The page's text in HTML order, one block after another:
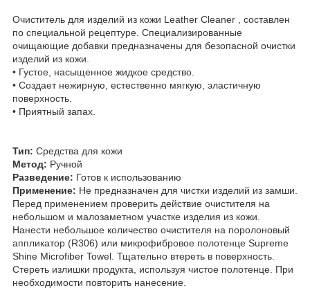
Очиститель для изделий из кожи Leather Cleaner , составлен
по специальной рецептуре. Специализированные
очищающие добавки предназначены для безопасной очистки
изделий из кожи.
• Густое, насыщенное жидкое средство.
• Создает нежирную, естественно мягкую, эластичную
поверхность.
• Приятный запах.
Тип: Средства для кожи
Метод: Ручной
Разведение: Готов к использованию
Применение: Не предназначен для чистки изделий из замши.
Перед применением проверить действие очистителя на
небольшом и малозаметном участке изделия из кожи.
Нанести небольшое количество очистителя на поролоновый
аппликатор (R306) или микрофибровое полотенце Supreme
Shine Microfiber Towel. Тщательно втереть в поверхность.
Стереть излишки продукта, используя чистое полотенце. При
необходимости повторить нанесение.